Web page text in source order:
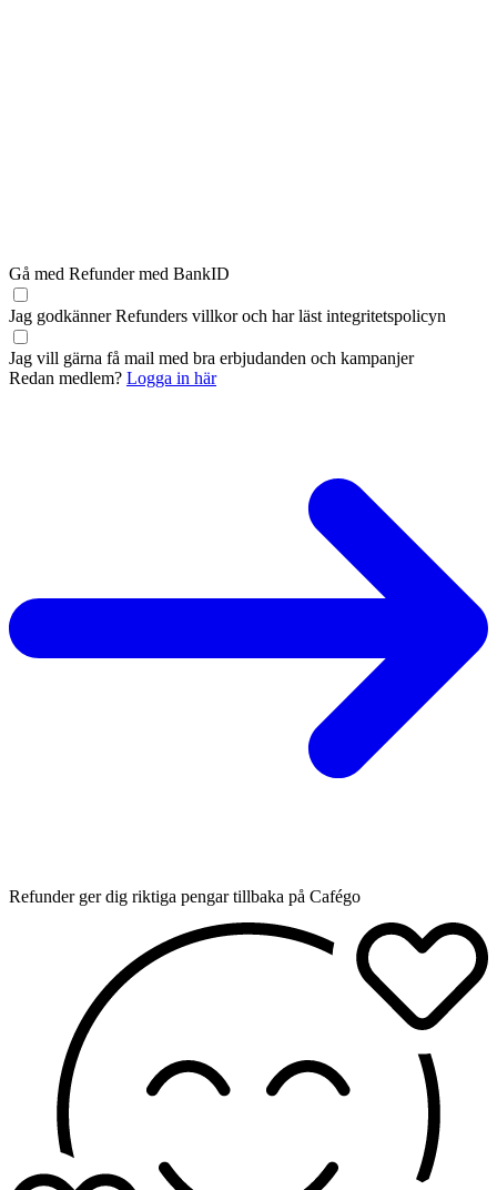
Gå med Refunder med BankID
Jag godkänner Refunders villkoroch har läst integritetspolicyn
Jag vill gärna få mail med bra erbjudanden och kampanjer
Redan medlem? Logga in här
Refunder ger dig riktiga pengar tillbaka på Cafégo